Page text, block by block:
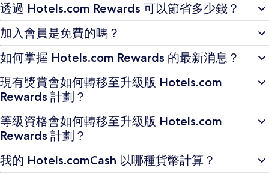
透過 Hotels.com Rewards 可以節省多少錢？
加入會員是免費的嗎？
如何掌握 Hotels.com Rewards 的最新消息？
現有獎賞會如何轉移至升級版 Hotels.com
Rewards 計劃？
等級資格會如何轉移至升級版 Hotels.com
Rewards 計劃？
我的 Hotels.comCash 以哪種貨幣計算？